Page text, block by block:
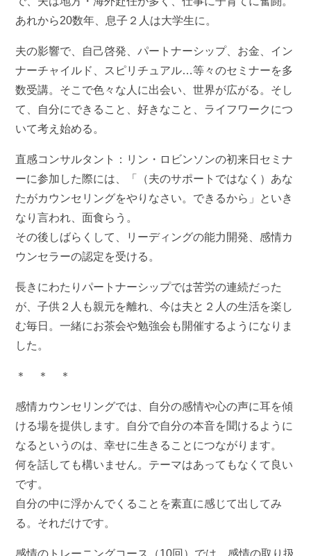
あれから20数年、息子２人は大学生に。
夫の影響で、自己啓発、パートナーシップ、お金、イン
ナーチャイルド、スピリチュアル…等々のセミナーを多
数受講。そこで色々な人に出会い、世界が広がる。そし
て、自分にできること、好きなこと、ライフワークにつ
いて考え始める。
直感コンサルタント：リン・ロビンソンの初来日セミナ
ーに参加した際には、「（夫のサポートではなく）あな
たがカウンセリングをやりなさい。できるから」といき
なり言われ、面食らう。
その後しばらくして、リーディングの能力開発、感情カ
ウンセラーの認定を受ける。
長きにわたりパートナーシップでは苦労の連続だった
が、子供２人も親元を離れ、今は夫と２人の生活を楽し
む毎日。一緒にお茶会や勉強会も開催するようになりま
した。
＊ ＊ ＊
感情カウンセリングでは、自分の感情や心の声に耳を傾
ける場を提供します。自分で自分の本音を聞けるように
なるというのは、幸せに生きることにつながります。
何を話しても構いません。テーマはあってもなくて良い
です。
自分の中に浮かんでくることを素直に感じて出してみ
る。それだけです。
感情のトレーニングコース（10回）では、感情の取り扱